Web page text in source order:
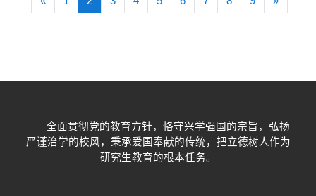
全面贯彻党的教育方针，恪守兴学强国的宗旨，弘扬
严谨治学的校风，秉承爱国奉献的传统，把立德树人作为
研究生教育的根本任务。